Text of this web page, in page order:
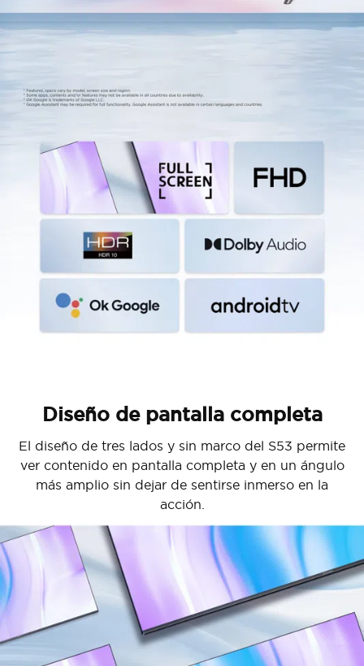
Diseño de pantalla completa
El diseño de tres lados y sin marco del S53 permite
ver contenido en pantalla completa y en un ángulo
más amplio sin dejar de sentirse inmerso en la
acción.